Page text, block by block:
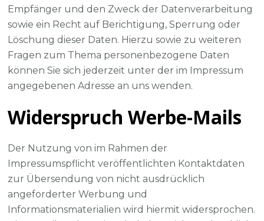
Empfänger und den Zweck der Datenverarbeitung
sowie ein Recht auf Berichtigung, Sperrung oder
Löschung dieser Daten. Hierzu sowie zu weiteren
Fragen zum Thema personenbezogene Daten
können Sie sich jederzeit unter der im Impressum
angegebenen Adresse an uns wenden.
Widerspruch Werbe-Mails
Der Nutzung von im Rahmen der
Impressumspflicht veröffentlichten Kontaktdaten
zur Übersendung von nicht ausdrücklich
angeforderter Werbung und
Informationsmaterialien wird hiermit widersprochen.